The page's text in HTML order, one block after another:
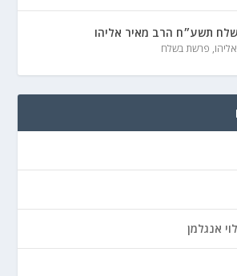
תשע״ח הרב מאיר אליהו
, פרשת בשלח
אנגלמן